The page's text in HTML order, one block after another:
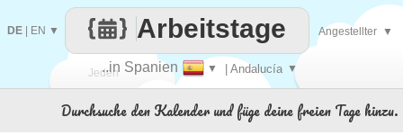
Jeden
..in Spanien ▼ | Andalucía ▼
Arbeitstage
DE EN ▼ Angestellter ▼
Durchsuche den Kalender und füge deine freien Tage hinzu.